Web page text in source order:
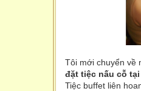
Tôi mới chuyển về
đặt tiệc nấu cỗ
Tiệc buffet liên